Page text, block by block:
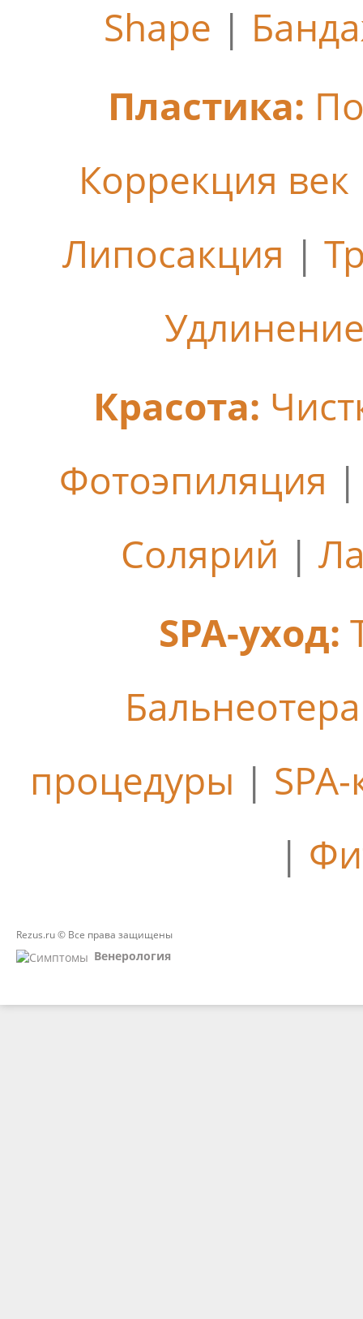
Shape |
Пластика:
Коррекция век
Липосакция |
Красота:
Фотоэпиляция
Солярий |
SPA-уход:
процедуры |
|
Rezus.ru © Все права защищены
Венерология